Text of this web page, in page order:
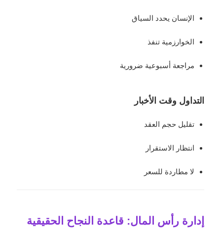
الإنسان يحدد السياق
الخوارزمية تنفذ
مراجعة أسبوعية ضرورية
التداول وقت الأخبار
تقليل حجم العقد
انتظار الاستقرار
لا مطاردة للسعر
إدارة رأس المال: قاعدة النجاح الحقيقية